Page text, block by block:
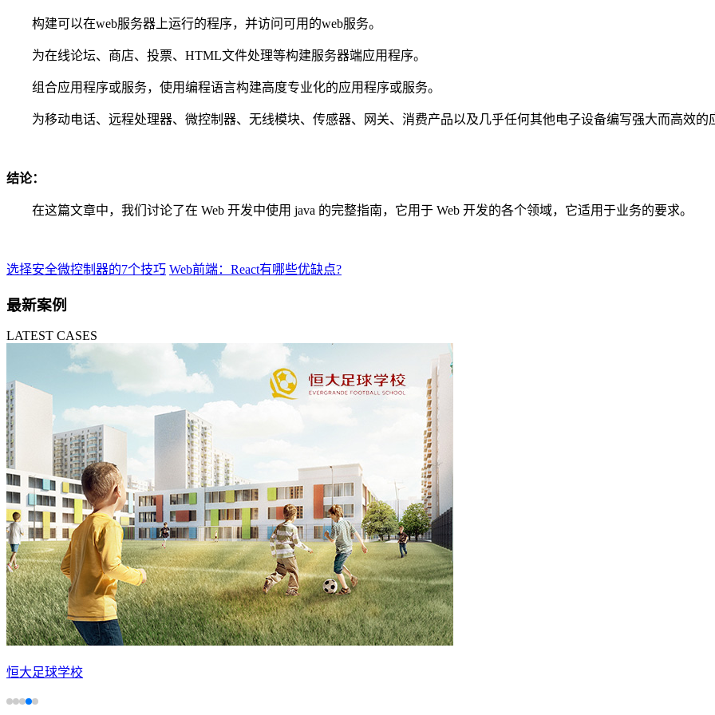
构建可以在web服务器上运行的程序，并访问可用的web服务。
为在线论坛、商店、投票、HTML文件处理等构建服务器端应用程序。
组合应用程序或服务，使用编程语言构建高度专业化的应用程序或服务。
为移动电话、远程处理器、微控制器、无线模块、传感器、网关、消费产品以及几乎任何其他电子设备编写强大而高效的
结论：
在这篇文章中，我们讨论了在 Web 开发中使用 java 的完整指南，它用于 Web 开发的各个领域，它适用于业务的要求。
选择安全微控制器的7个技巧 Web前端：React有哪些优缺点?
最新案例
LATEST CASES
恒大足球学校